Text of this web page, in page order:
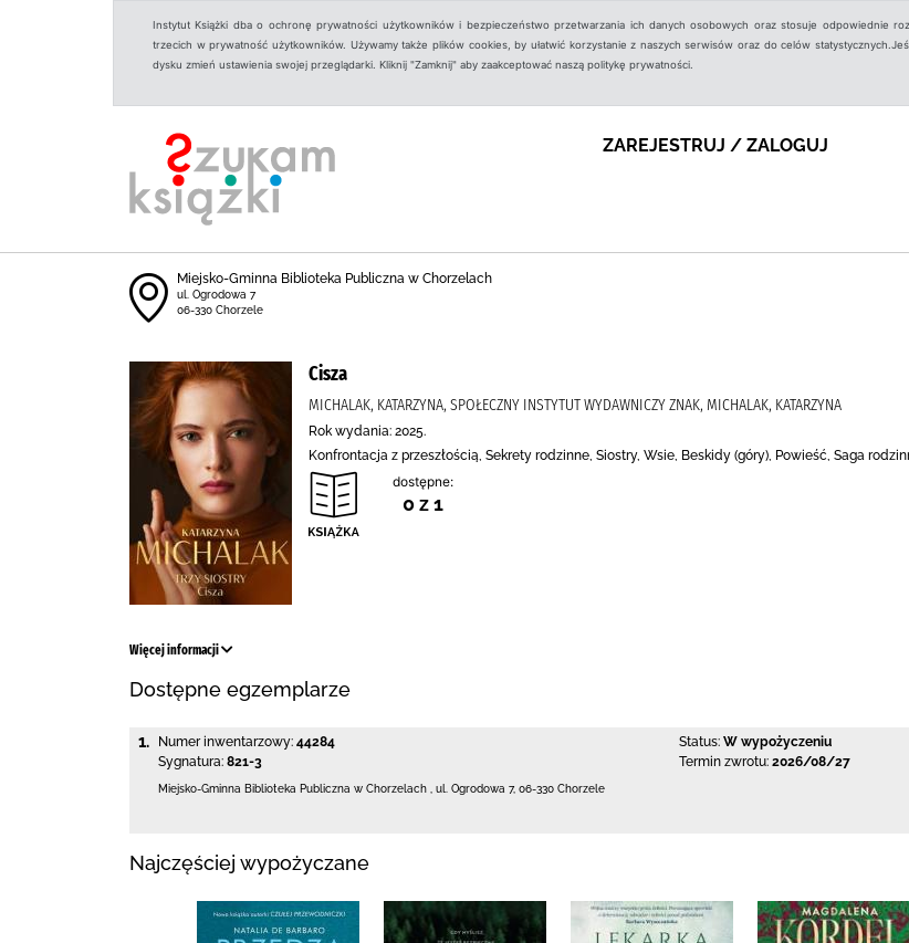
Instytut Książki dba o ochronę prywatności użytkowników i bezpieczeństwo przetwarzania ich danych osobowych oraz stosuje odpowiednie
trzecich w prywatność użytkowników. Używamy także plików cookies, by ułatwić korzystanie z naszych serwisów oraz do celów
dysku zmień ustawienia swojej przeglądarki. Kliknij "Zamknij" aby zaakceptować naszą politykę prywatności.
ZAREJESTRUJ / ZALOGUJ
Miejsko-Gminna Biblioteka Publiczna w Chorzelach
ul. Ogrodowa 7
06-330 Chorzele
Cisza
MICHALAK, KATARZYNA, SPOŁECZNY INSTYTUT WYDAWNICZY ZNAK, MICHALAK, KATARZYNA
Rok wydania: 2025.
Konfrontacja z przeszłością, Sekrety rodzinne, Siostry, Wsie, Beskidy (góry), Powieść, Saga
dostępne:
0 z 1
Więcej informacji
Dostępne egzemplarze
1. Numer inwentarzowy: 44284
Sygnatura: 821-3
Status: W wypożyczeniu
Termin zwrotu: 2026/08/27
Miejsko-Gminna Biblioteka Publiczna w Chorzelach ul. Ogrodowa 7, 06-330 Chorzele
Najczęściej wypożyczane